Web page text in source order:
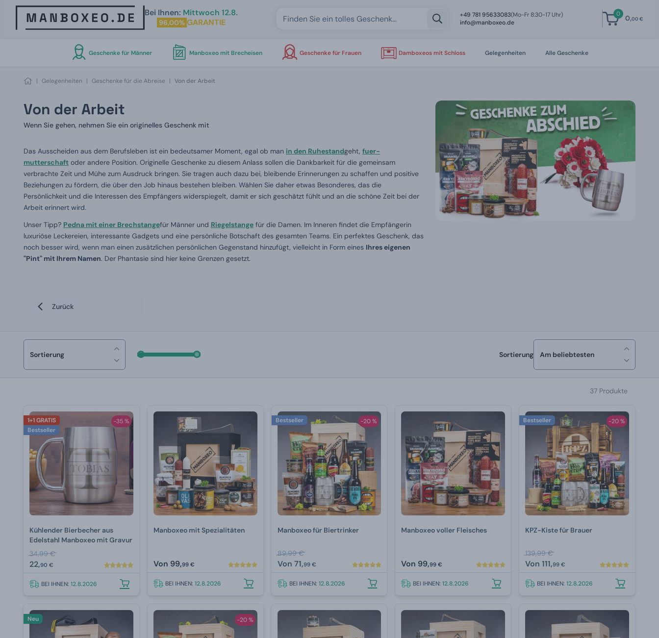
Bei Ihnen: Mittwoch 12.8.
96,00% GARANTIE
+49 781 95633083(Mo-Fr 8:30-17 Uhr)
info@manboxeo.de
0 0,00 €
Geschenke für Männer Manboxeo mit Brecheisen Geschenke für Frauen Damboxeos mit Schloss Gelegenheiten Alle Geschenke
| Gelegenheiten | Geschenke für die Abreise | Von der Arbeit
Von der Arbeit
Wenn Sie gehen, nehmen Sie ein originelles Geschenk mit
Das Ausscheiden aus dem Berufsleben ist ein bedeutsamer Moment, egal ob man in den Ruhestandgeht, fuer-
mutterschaft oder andere Position. Originelle Geschenke zu diesem Anlass sollen die Dankbarkeit für die gemeinsam
verbrachte Zeit und Mühe zum Ausdruck bringen. Sie tragen auch dazu bei, bleibende Erinnerungen zu schaffen und positive
Beziehungen zu fördern, die über den Job hinaus bestehen bleiben. Wählen Sie daher etwas Besonderes, das die
Persönlichkeit und die Interessen des Empfängers widerspiegelt, damit er sich geschätzt fühlt und an die schöne Zeit bei der
Arbeit erinnert wird.
Unser Tipp? Pedna mit einer Brechstangefür Männer und Riegelstange für die Damen. Im Inneren findet die Empfängerin
luxuriöse Leckereien, interessante Gadgets und eine persönliche Botschaft des gesamten Teams. Ein perfektes Geschenk, das
noch besser wird, wenn man einen zusätzlichen persönlichen Gegenstand hinzufügt, vielleicht in Form eines Ihres eigenen
"Pint" mit Ihrem Namen. Der Phantasie sind hier keine Grenzen gesetzt.
Zurück
Sortierung Sortierung Am beliebtesten
37 Produkte
-35 %
1+1 GRATIS
Bestseller
Kühlender Bierbecher aus
Edelstahl Manboxeo mit Gravur
34,99 €
22,90 €
BEI IHNEN: 12.8.2026
Manboxeo mit Spezialitäten
Von 99,99 €
BEI IHNEN: 12.8.2026
-20 %
Bestseller
Manboxeo für Biertrinker
89,99 €
Von 71,99 €
BEI IHNEN: 12.8.2026
Manboxeo voller Fleisches
Von 99,99 €
BEI IHNEN:12.8.2026
-20 %
Bestseller
KPZ-Kiste für Brauer
139,99 €
Von111,99 €
BEI IHNEN:12.8.2026
Neu -20 %